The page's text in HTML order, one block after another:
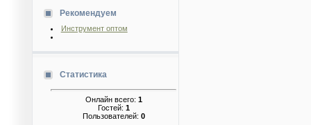
Рекомендуем
Инструмент оптом
Статистика
Онлайн всего: 1
Гостей: 1
Пользователей: 0